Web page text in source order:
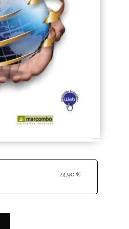
24,90 €